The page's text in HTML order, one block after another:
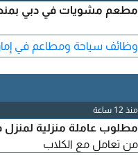
مطعم مشويات في دبي
وظائف سياحة ومطاعم في
منذ 12 ساعة
مطلوب عاملة منزلية
من تعامل مع الكلاب